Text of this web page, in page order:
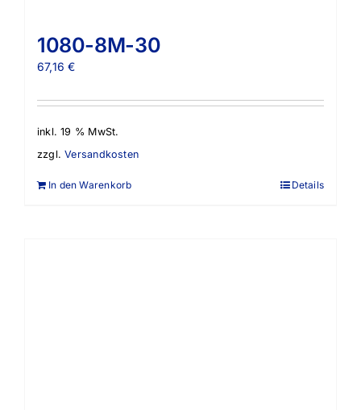
1080-8M-30
67,16€
inkl. 19 % MwSt.
zzgl.Versandkosten
In den Warenkorb Details